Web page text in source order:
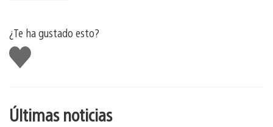
¿Te ha gustado esto?
Me
gusta
Últimas noticias